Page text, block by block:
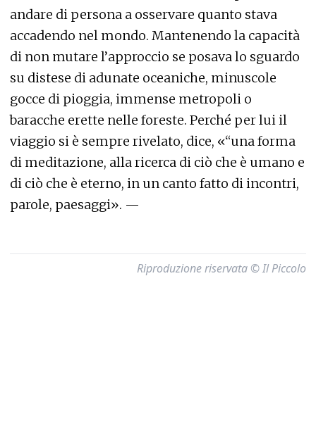
andare di persona a osservare quanto stava
accadendo nel mondo. Mantenendo la capacità
di non mutare l’approccio se posava lo sguardo
su distese di adunate oceaniche, minuscole
gocce di pioggia, immense metropoli o
baracche erette nelle foreste. Perché per lui il
viaggio si è sempre rivelato, dice, «“una forma
di meditazione, alla ricerca di ciò che è umano e
di ciò che è eterno, in un canto fatto di incontri,
parole, paesaggi». —
Riproduzione riservata © Il Piccolo